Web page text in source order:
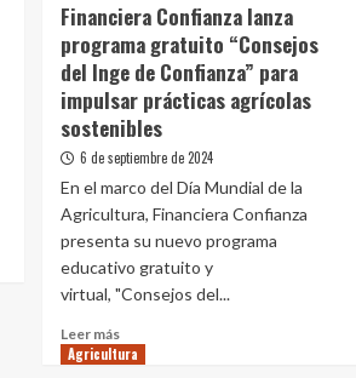
mil
peruanos
de
la
Agricultura:
tendencias,
soluciones
y
prácticas
sostenibles
impulsar
el
sector
Financiera Confianza lanza
programa gratuito “Consejos
del Inge de Confianza” para
impulsar prácticas agrícolas
sostenibles
6 de septiembre de 2024
En el marco del Día Mundial de la
Agricultura, Financiera Confianza
presenta su nuevo programa
educativo gratuito y
virtual, "Consejos del...
Leer más
más
Agricultura